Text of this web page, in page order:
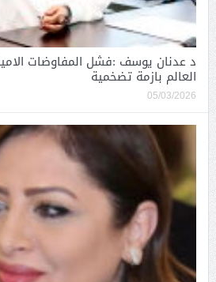
د عدنان يوسف :فشل المفاوضات
العالم بازمة تضخمية
05/03/2026